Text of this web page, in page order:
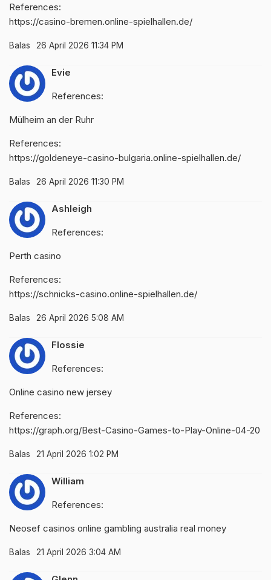
References:
https://casino-bremen.online-spielhallen.de/
Balas 26 April 2026 11:34 PM
Evie
References:
Mülheim an der Ruhr
References:
https://goldeneye-casino-bulgaria.online-spielhallen.de/
Balas 26 April 2026 11:30 PM
Ashleigh
References:
Perth casino
References:
https://schnicks-casino.online-spielhallen.de/
Balas 26 April 2026 5:08 AM
Flossie
References:
Online casino new jersey
References:
https://graph.org/Best-Casino-Games-to-Play-Online-04-20
Balas 21 April 2026 1:02 PM
William
References:
Neosef casinos online gambling australia real money
Balas 21 April 2026 3:04 AM